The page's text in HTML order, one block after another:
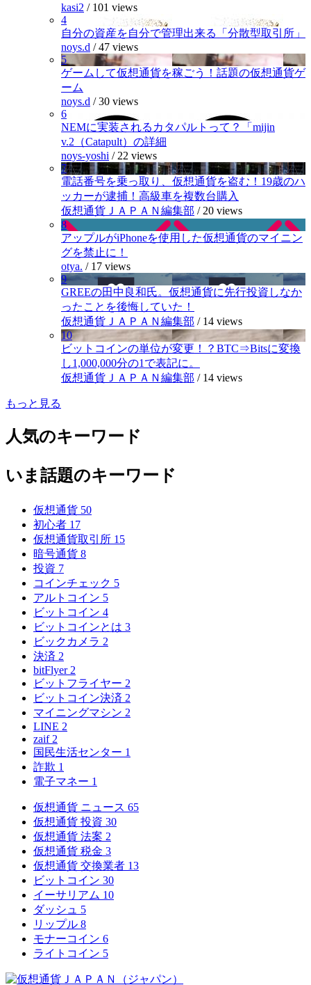
kasi2 / 101 views
4
自分の資産を自分で管理出来る「分散型取引所」
noys.d /47 views
5
ゲームして仮想通貨を稼ごう！話題の仮想通貨ゲ
ーム
noys.d /30 views
6
NEMに実装されるカタパルトって？「mijin
v.2（Catapult）の詳細
noys-yoshi / 22 views
7
電話番号を乗っ取り、仮想通貨を盗む！19歳のハ
ッカーが逮捕！高級車を複数台購入
仮想通貨ＪＡＰＡＮ編集部 / 20 views
8
アップルがiPhoneを使用した仮想通貨のマイニン
グを禁止に！
otya. / 17 views
9
GREEの田中良和氏。仮想通貨に先行投資しなか
ったことを後悔していた！
仮想通貨ＪＡＰＡＮ編集部 / 14 views
10
ビットコインの単位が変更！？BTC⇒Bitsに変換
し1,000,000分の1で表記に。
仮想通貨ＪＡＰＡＮ編集部 / 14 views
もっと見る
人気のキーワード
いま話題のキーワード
仮想通貨 50
初心者 17
仮想通貨取引所 15
暗号通貨 8
投資 7
コインチェック 5
アルトコイン 5
ビットコイン 4
ビットコインとは 3
ビックカメラ 2
決済 2
bitFlyer 2
ビットフライヤー 2
ビットコイン決済 2
マイニングマシン 2
LINE 2
zaif 2
国民生活センター 1
詐欺 1
電子マネー 1
仮想通貨 ニュース 65
仮想通貨 投資 30
仮想通貨 法案 2
仮想通貨 税金 3
仮想通貨 交換業者 13
ビットコイン 30
イーサリアム 10
ダッシュ 5
リップル 8
モナーコイン 6
ライトコイン 5